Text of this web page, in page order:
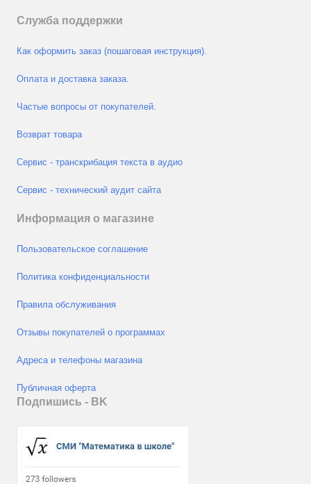
Служба поддержки
Как оформить заказ (пошаговая инструкция).
Оплата и доставка заказа.
Частые вопросы от покупателей.
Возврат товара
Сервис - транскрибация текста в аудио
Сервис - технический аудит сайта
Информация о магазине
Пользовательское соглашение
Политика конфиденциальности
Правила обслуживания
Отзывы покупателей о программах
Адреса и телефоны магазина
Публичная оферта
Подпишись - ВK